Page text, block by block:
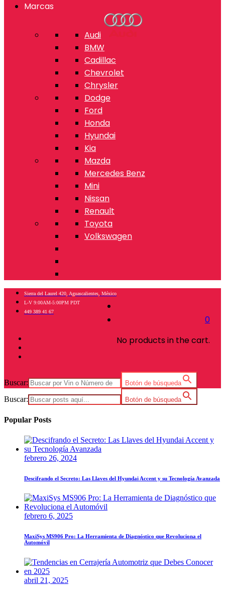
Marcas
Audi
BMW
Cadillac
Chevrolet
Chrysler
Dodge
Ford
Honda
Hyundai
Kia
Mazda
Mercedes Benz
Mini
Nissan
Renault
Toyota
Volkswagen
0
No products in the cart.
Sierra del Laurel 420, Aguascalientes, México
L-V 9:00AM-5:00PM PDT
449 389 41 67
Buscar: Botón de búsqueda
Buscar: Botón de búsqueda
Popular Posts
febrero 26, 2024
Descifrando el Secreto: Las Llaves del Hyundai Accent y su Tecnología Avanzada
febrero 6, 2025
MaxiSys MS906 Pro: La Herramienta de Diagnóstico que Revoluciona el
Automóvil
abril 21, 2025